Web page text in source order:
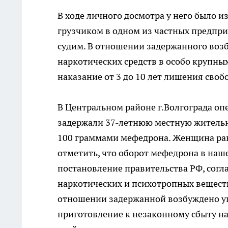
В ходе личного досмотра у него было
грузчиком в одном из частных
судим. В отношении задержанного
наркотических средств в особо
наказание от 3 до 10 лет лишения
В Центральном районе г.Волгограда
задержали 37-летнюю местную
100 граммами мефедрона. Женщина
отметить, что оборот мефедрона в
постановление правительства РФ,
наркотических и психотропных
отношении задержанной возбуждено
приготовление к незаконному сбыту